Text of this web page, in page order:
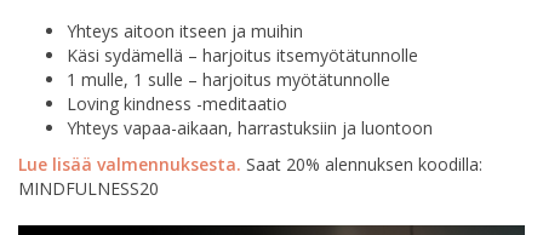
Yhteys aitoon itseen ja muihin
Käsi sydämellä – harjoitus itsemyötätunnolle
1 mulle, 1 sulle – harjoitus myötätunnolle
Loving kindness -meditaatio
Yhteys vapaa-aikaan, harrastuksiin ja luontoon
Lue lisää valmennuksesta. Saat 20% alennuksen koodilla:
MINDFULNESS20